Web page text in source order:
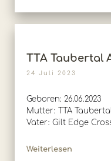
TTA Taubertal
24 Juli 2023
Geboren: 26.06.2023
Mutter: TTA
Vater: Gilt Edge
Weiterlesen